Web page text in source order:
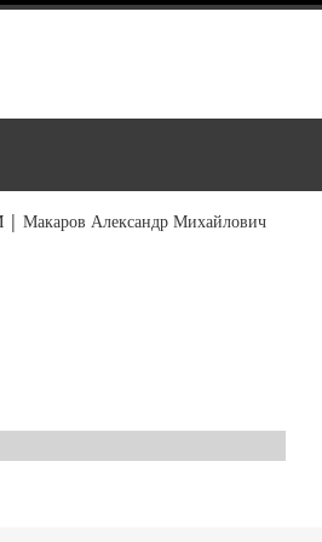
| Макаров Александр Михайлович